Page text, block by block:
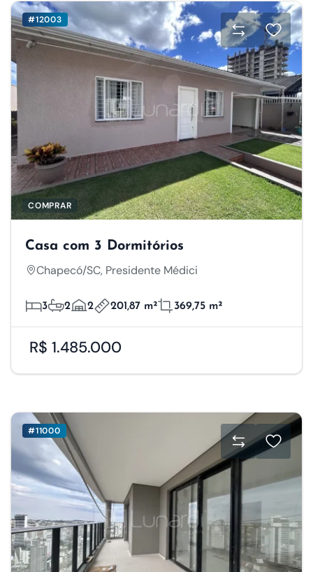
#12003
COMPRAR
Casa com 3 Dormitórios
Chapecó/SC, Presidente Médici
3 2 2 201,87 m² 369,75 m²
R$ 1.485.000
#11000